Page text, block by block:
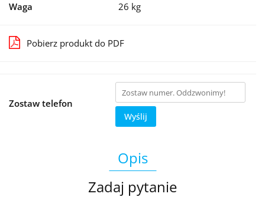
Waga 26 kg
Pobierz produkt do PDF
Zostaw telefon
Wyślij
Opis
Zadaj pytanie